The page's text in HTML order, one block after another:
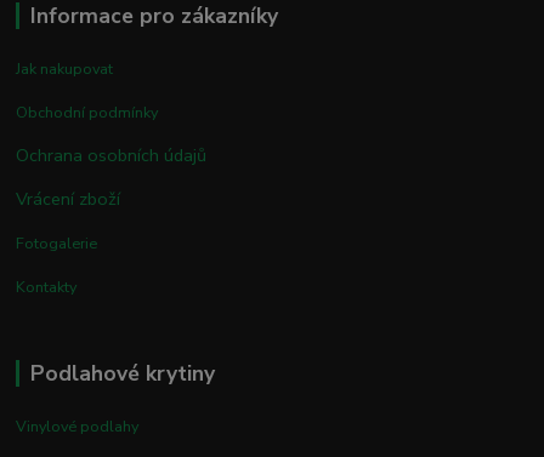
Informace pro zákazníky
Jak nakupovat
Obchodní podmínky
Ochrana osobních údajů
Vrácení zboží
Fotogalerie
Kontakty
Podlahové krytiny
Vinylové podlahy